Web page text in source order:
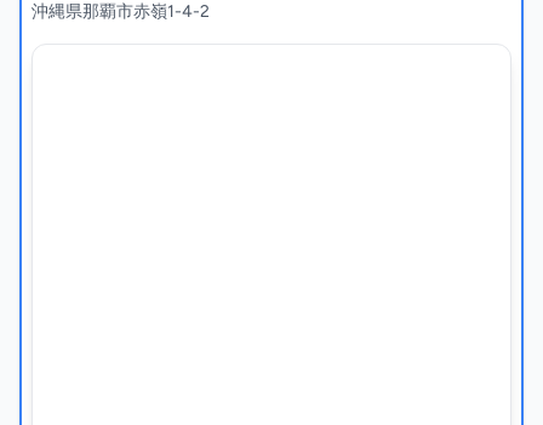
沖縄県那覇市赤嶺1-4-2